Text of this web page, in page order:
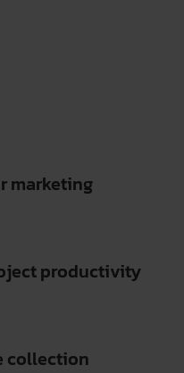
marketing
productivity
collection